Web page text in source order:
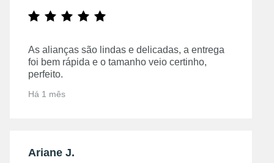
As alianças são lindas e delicadas, a entrega
foi bem rápida e o tamanho veio certinho,
perfeito.
Há 1 mês
Ariane J.